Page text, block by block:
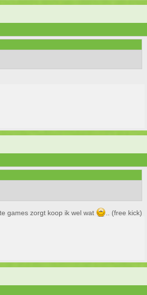
games zorgt koop ik wel wat .. (free kick)